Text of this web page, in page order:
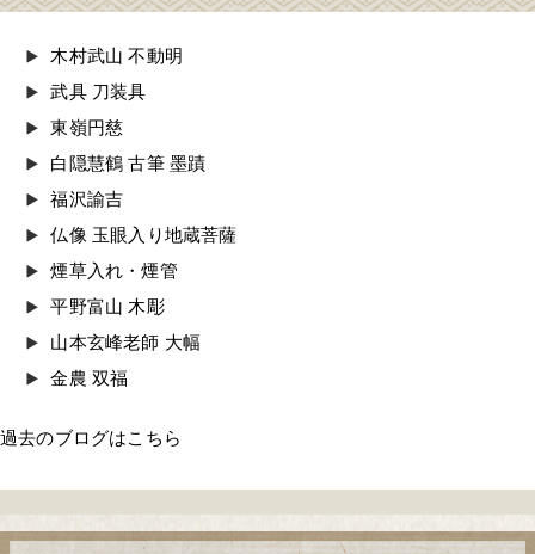
木村武山 不動明
武具 刀装具
東嶺円慈
白隠慧鶴 古筆 墨蹟
福沢諭吉
仏像 玉眼入り地蔵菩薩
煙草入れ・煙管
平野富山 木彫
山本玄峰老師 大幅
金農 双福
過去のブログはこちら